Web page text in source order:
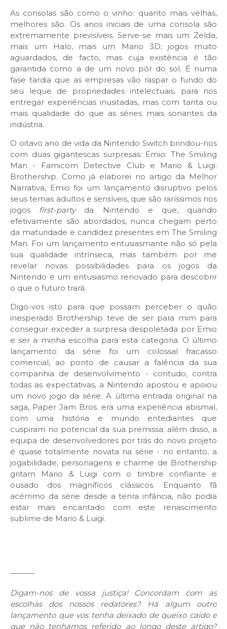
As consolas são como o vinho: quanto mais velhas,
melhores são. Os anos iniciais de uma consola são
extremamente previsíveis. Serve-se mais um Zelda,
mais um Halo, mais um Mario 3D; jogos muito
aguardados, de facto, mas cuja existência é tão
garantida como a de um novo pôr do sol. É numa
fase tardia que as empresas vão raspar o fundo do
seu leque de propriedades intelectuais, para nos
entregar experiências inusitadas, mas com tanta ou
mais qualidade do que as séries mais sonantes da
indústria.
O oitavo ano de vida da Nintendo Switch brindou-nos
com duas gigantescas surpresas: Emio: The Smiling
Man - Famicom Detective Club e Mario & Luigi:
Brothership. Como já elaborei no artigo da Melhor
Narrativa, Emio foi um lançamento disruptivo pelos
seus temas adultos e sensíveis, que são raríssimos nos
jogos first-party da Nintendo e que, quando
efetivamente são abordados, nunca chegam perto
da maturidade e candidez presentes em The Smiling
Man. Foi um lançamento entusiasmante não só pela
sua qualidade intrínseca, mas também por me
revelar novas possibilidades para os jogos da
Nintendo e um entusiasmo renovado para descobrir
o que o futuro trará.
Digo-vos isto para que possam perceber o quão
inesperado Brothership teve de ser para mim para
conseguir exceder a surpresa despoletada por Emio
e ser a minha escolha para esta categoria. O último
lançamento da série foi um colossal fracasso
comercial, ao ponto de causar a falência da sua
companhia de desenvolvimento - contudo, contra
todas as expectativas, a Nintendo apostou e apoiou
um novo jogo da série. A última entrada original na
saga, Paper Jam Bros. era uma experiência abismal,
com uma história e mundo entediantes que
cuspiram no potencial da sua premissa; além disso, a
equipa de desenvolvedores por trás do novo projeto
é quase totalmente novata na série - no entanto, a
jogabilidade, personagens e charme de Brothership
gritam Mario & Luigi com o timbre confiante e
ousado dos magníficos clássicos. Enquanto fã
acérrimo da série desde a tenra infância, não podia
estar mais encantado com este renascimento
sublime de Mario & Luigi.
Digam-nos de vossa justiça! Concordam com as
escolhas dos nossos redatores? Há algum outro
lançamento que vos tenha deixado de queixo caído e
que não tenhamos referido ao longo deste artigo?